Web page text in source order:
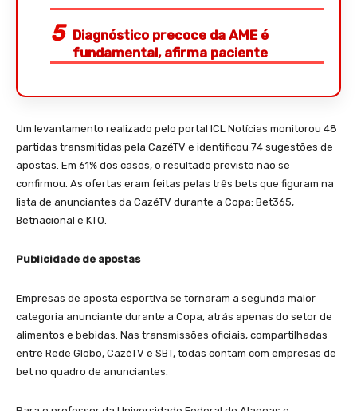
Diagnóstico precoce da AME é
fundamental, afirma paciente
Um levantamento realizado pelo portal ICL Notícias monitorou 48
partidas transmitidas pela CazéTV e identificou 74 sugestões de
apostas. Em 61% dos casos, o resultado previsto não se
confirmou. As ofertas eram feitas pelas três bets que figuram na
lista de anunciantes da CazéTV durante a Copa: Bet365,
Betnacional e KTO.
Publicidade de apostas
Empresas de aposta esportiva se tornaram a segunda maior
categoria anunciante durante a Copa, atrás apenas do setor de
alimentos e bebidas. Nas transmissões oficiais, compartilhadas
entre Rede Globo, CazéTV e SBT, todas contam com empresas de
bet no quadro de anunciantes.